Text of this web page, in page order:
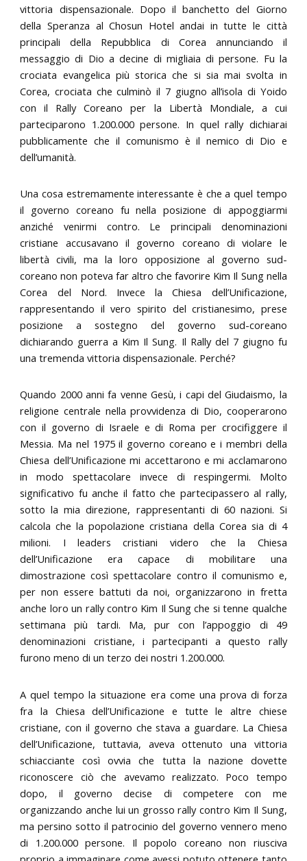
vittoria dispensazionale. Dopo il banchetto del Giorno
della Speranza al Chosun Hotel andai in tutte le città
principali della Repubblica di Corea annunciando il
messaggio di Dio a decine di migliaia di persone. Fu la
crociata evangelica più storica che si sia mai svolta in
Corea, crociata che culminò il 7 giugno all’isola di Yoido
con il Rally Coreano per la Libertà Mondiale, a cui
parteciparono 1.200.000 persone. In quel rally dichiarai
pubblicamente che il comunismo è il nemico di Dio e
dell’umanità.
Una cosa estremamente interessante è che a quel tempo
il governo coreano fu nella posizione di appoggiarmi
anziché venirmi contro. Le principali denominazioni
cristiane accusavano il governo coreano di violare le
libertà civili, ma la loro opposizione al governo sud-
coreano non poteva far altro che favorire Kim Il Sung nella
Corea del Nord. Invece la Chiesa dell’Unificazione,
rappresentando il vero spirito del cristianesimo, prese
posizione a sostegno del governo sud-coreano
dichiarando guerra a Kim Il Sung. Il Rally del 7 giugno fu
una tremenda vittoria dispensazionale. Perché?
Quando 2000 anni fa venne Gesù, i capi del Giudaismo, la
religione centrale nella provvidenza di Dio, cooperarono
con il governo di Israele e di Roma per crocifiggere il
Messia. Ma nel 1975 il governo coreano e i membri della
Chiesa dell’Unificazione mi accettarono e mi acclamarono
in modo spettacolare invece di respingermi. Molto
significativo fu anche il fatto che partecipassero al rally,
sotto la mia direzione, rappresentanti di 60 nazioni. Si
calcola che la popolazione cristiana della Corea sia di 4
milioni. I leaders cristiani videro che la Chiesa
dell’Unificazione era capace di mobilitare una
dimostrazione così spettacolare contro il comunismo e,
per non essere battuti da noi, organizzarono in fretta
anche loro un rally contro Kim Il Sung che si tenne qualche
settimana più tardi. Ma, pur con l’appoggio di 49
denominazioni cristiane, i partecipanti a questo rally
furono meno di un terzo dei nostri 1.200.000.
A quel tempo la situazione era come una prova di forza
fra la Chiesa dell’Unificazione e tutte le altre chiese
cristiane, con il governo che stava a guardare. La Chiesa
dell’Unificazione, tuttavia, aveva ottenuto una vittoria
schiacciante così ovvia che tutta la nazione dovette
riconoscere ciò che avevamo realizzato. Poco tempo
dopo, il governo decise di competere con me
organizzando anche lui un grosso rally contro Kim Il Sung,
ma persino sotto il patrocinio del governo vennero meno
di 1.200.000 persone. Il popolo coreano non riusciva